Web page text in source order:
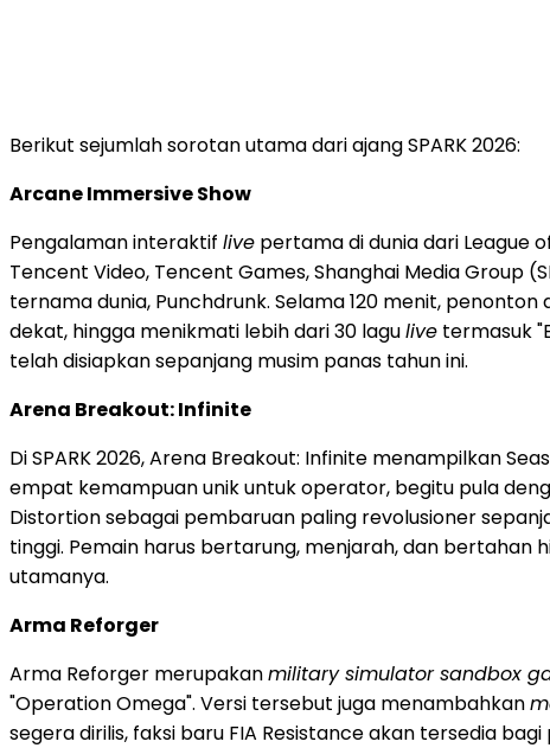
Berikut sejumlah sorotan utama dari ajang SPARK 2026:
Arcane Immersive Show
Pengalaman interaktif live pertama di dunia dari League
Tencent Video, Tencent Games, Shanghai Media Group
ternama dunia, Punchdrunk. Selama 120 menit,
dekat, hingga menikmati lebih dari 30 lagulive termasuk
telah disiapkan sepanjang musim panas tahun ini.
Arena Breakout: Infinite
Di SPARK 2026, Arena Breakout: Infinite menampilkan
empat kemampuan unik untuk operator, begitu pula
Distortion sebagai pembaruan paling revolusioner
tinggi. Pemain harus bertarung, menjarah, dan bertahan
utamanya.
Arma Reforger
Arma Reforger merupakanmilitary simulator sandbox
"Operation Omega". Versi tersebut juga menambahkan
segera dirilis, faksi baru FIA Resistance akan tersedia bagi